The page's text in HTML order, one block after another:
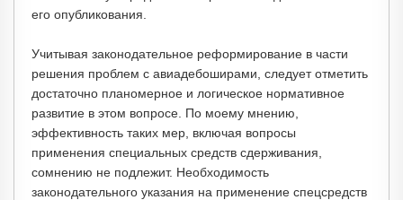
его опубликования.
Учитывая законодательное реформирование в части
решения проблем с авиадебоширами, следует отметить
достаточно планомерное и логическое нормативное
развитие в этом вопросе. По моему мнению,
эффективность таких мер, включая вопросы
применения специальных средств сдерживания,
сомнению не подлежит. Необходимость
законодательного указания на применение спецсредств